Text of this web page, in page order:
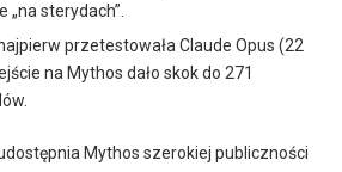
sterydach”.
przetestowała Claude Opus (22
na Mythos dało skok do 271
Mythos szerokiej publiczności